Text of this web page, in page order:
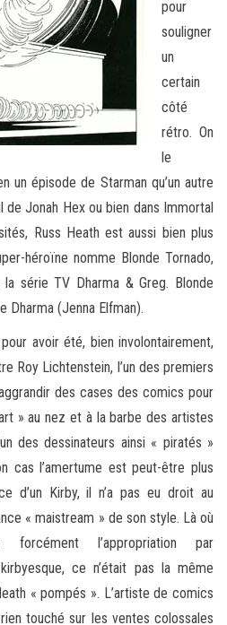
pour
souligner
un
certain
côté
rétro. On
le
un épisode de Starman qu’un autre
Jonah Hex ou bien dans Immortal
Russ Heath est aussi bien plus
héroïne nomme Blonde Tornado,
série TV Dharma & Greg. Blonde
Dharma (Jenna Elfman).
avoir été, bien involontairement,
Roy Lichtenstein, l’un des premiers
des cases des comics pour
» au nez et à la barbe des artistes
des dessinateurs ainsi « piratés »
cas l’amertume est peut-être plus
d’un Kirby, il n’a pas eu droit au
« maistream » de son style. Là où
forcément l’appropriation par
ce n’était pas la même
« pompés ». L’artiste de comics
touché sur les ventes colossales